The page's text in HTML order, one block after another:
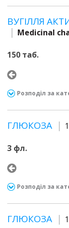
ВУГІЛЛЯ
Medicinal
150 таб.
Розподіл за
ГЛЮКОЗА
3 фл.
Розподіл за
ГЛЮКОЗА